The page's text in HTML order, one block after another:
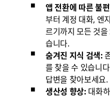
앱 전환에 따른 불
부터 계정 대화, 엔
르기까지 모든 것
습니다.
숨겨진 지식 검색:
를 찾을 수 있습니
답변을 찾아보세요.
생산성 향상: 대화